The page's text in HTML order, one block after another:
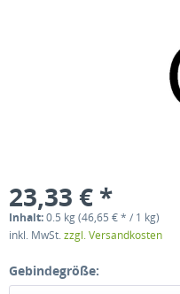
23,33 € *
Inhalt:0.5 kg (46,65 € * / 1 kg)
inkl. MwSt.zzgl. Versandkosten
Gebindegröße: